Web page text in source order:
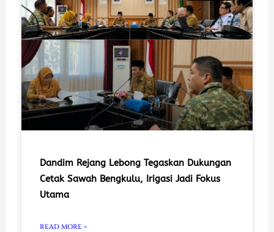
Dandim Rejang Lebong Tegaskan Dukungan
Cetak Sawah Bengkulu, Irigasi Jadi Fokus
Utama
READ MORE »